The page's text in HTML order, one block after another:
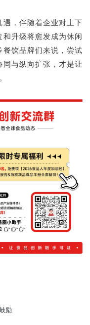
，伴随着企业对上下
升级将愈发成为休闲
饮品牌们来说，尝试
与纵向扩张，才是让
励